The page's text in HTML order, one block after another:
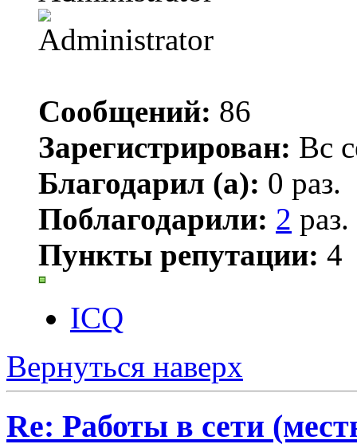
Сообщений: 86
Зарегистрирован: Вс
Благодарил (а): 0 раз.
Поблагодарили: 2 раз.
Пункты репутации: 4
ICQ
Вернуться наверх
Re: Работы в сети